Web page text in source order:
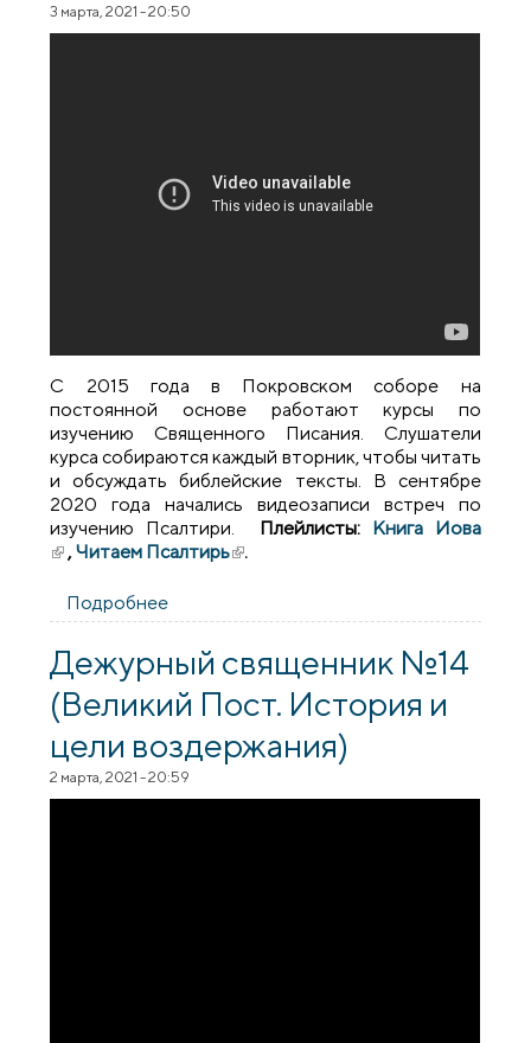
3 марта, 2021 - 20:50
С 2015 года в Покровском соборе на
постоянной основе работают курсы по
изучению Священного Писания. Слушатели
курса собираются каждый вторник, чтобы читать
и обсуждать библейские тексты. В сентябре
2020 года начались видеозаписи встреч по
изучению Псалтири.
Плейлисты:
Книга Иова
(внешняя ссылка)
,Читаем Псалтирь(внешняя ссылка)
.
Подробнее
вместе". Псалом 18
Дежурный священник №14
(Великий Пост. История и
цели воздержания)
2 марта, 2021 - 20:59